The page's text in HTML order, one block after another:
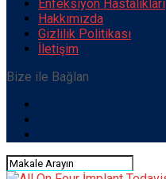
Enfeksiyon Hastalıkları
Hakkımızda
Gizlilik Politikası
İletişim
Bize ile Bağlan